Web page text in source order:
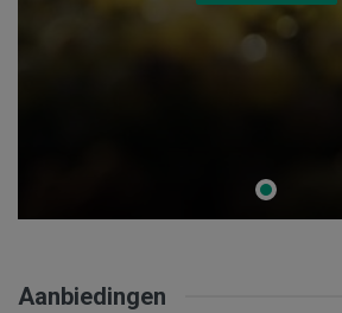
Aanbiedingen